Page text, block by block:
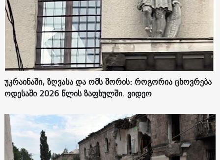
უკრაინაში, ზღვასა და ომს შორის: როგორია ცხოვრება
ოდესაში 2026 წლის ზაფხულში. ვიდეო